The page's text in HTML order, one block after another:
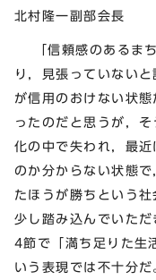
北村隆一副部会長
「信頼感のあるまち
り，見張っていない
が信用のおけない状
ったのだと思うが，
化の中で失われ，最
のか分からない状態
たほうが勝ちという
少し踏み込んでいた
4節で「満ち足りた生
いう表現では不十分だ